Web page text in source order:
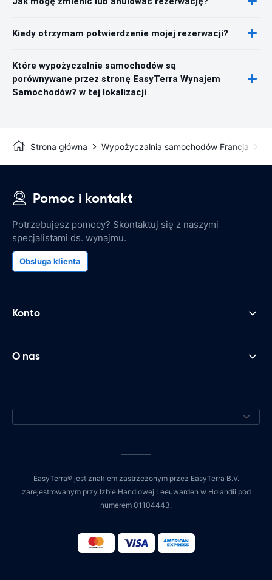
Kiedy otrzymam potwierdzenie mojej rezerwacji?
Które wypożyczalnie samochodów są
porównywane przez stronę EasyTerra Wynajem
Samochodów? w tej lokalizacji
Strona główna Wypożyczalnia samochodów Francja
Pomoc i kontakt
Potrzebujesz pomocy? Skontaktuj się z naszymi
specjalistami ds. wynajmu.
Obsługa klienta
Konto
O nas
EasyTerra® jest znakiem zastrzeżonym przez EasyTerra B.V.
zarejestrowanym przy Izbie Handlowej Leeuwarden w Holandii pod
numerem 01104443.